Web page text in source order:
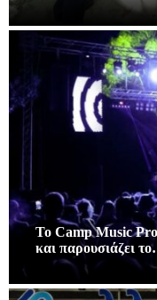
Το Camp Music
και παρουσιάζει